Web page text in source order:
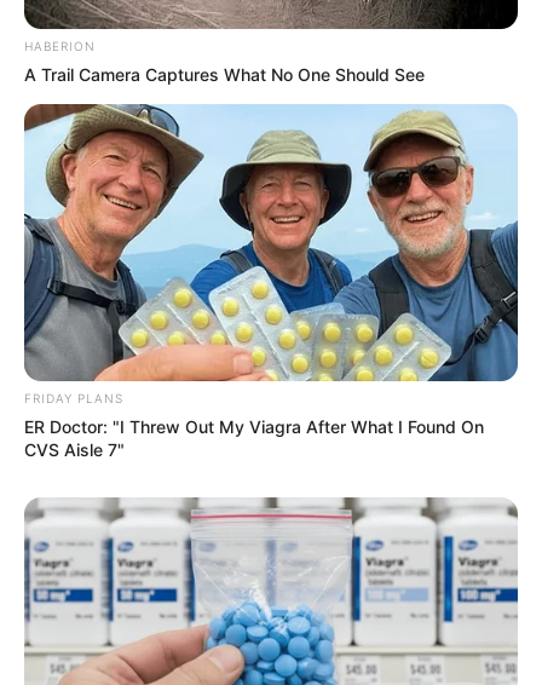
HABERION
A Trail Camera Captures What No One Should See
FRIDAY PLANS
ER Doctor: "I Threw Out My Viagra After What I Found On
CVS Aisle 7"